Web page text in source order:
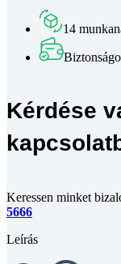
DIN
M5x12
mennyiség
14
Kérdése
Keressen minket
5666
Leírás